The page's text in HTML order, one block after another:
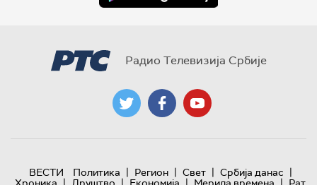
Радио Телевизија Србије
ВЕСТИ Политика | Регион | Свет | Србија данас |